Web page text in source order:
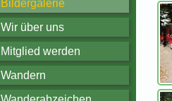
Bildergalerie
Wir über uns
Mitglied werden
Wandern